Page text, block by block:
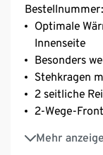
Optimale
Innenseite
Besonders
Stehkragen
2 seitliche
2-Wege-
Mehr
Mit
Webbesatz